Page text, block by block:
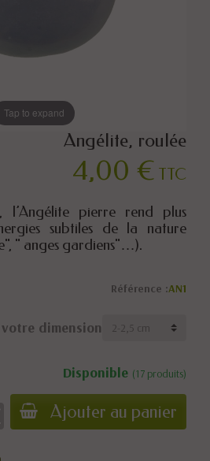
Tap to expand
Angélite, roulée
4,00 € TTC
l’Angélite pierre rend plus
subtiles de la nature
" anges gardiens"…).
Référence :AN1
dimension
Disponible (17 produits)
Ajouter au panier